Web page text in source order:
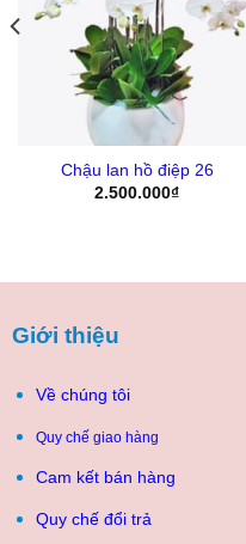
Yêu
Thich
Chậu lan hồ điệp 26
2.500.000₫
Giới thiệu
Về chúng tôi
Quy chế giao hàng
Cam kết bán hàng
Quy chế đổi trả